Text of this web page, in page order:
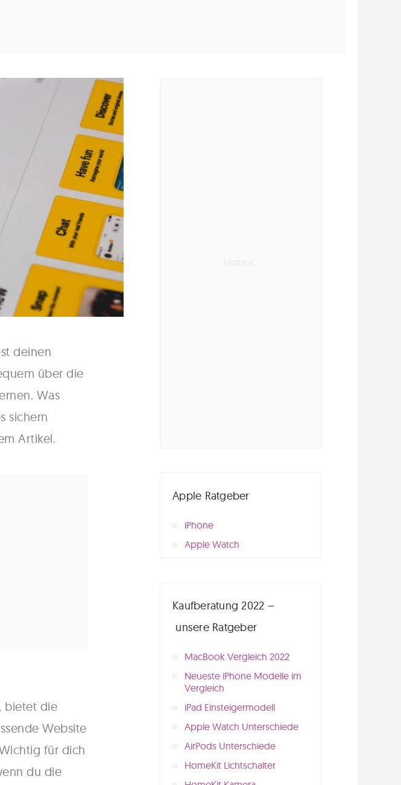
deinen
über die
Was
sichern
Artikel.
bietet die
Website
für dich
du die
Apple Ratgeber
iPhone
Apple Watch
Kaufberatung 2022 –
unsere Ratgeber
MacBook Vergleich 2022
Neueste iPhone Modelle im
Vergleich
iPad Einsteigermodell
Apple Watch Unterschiede
AirPods Unterschiede
HomeKit Lichtschalter